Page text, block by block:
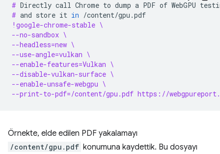
# Directly call Chrome to dump a PDF of WebGPU
# and store it in
!google-chrome-stable \
--no-sandbox \
--headless=new \
--use-angle=vulkan \
--enable-features=Vulkan \
--disable-vulkan-surface \
--enable-unsafe-webgpu \
--print-to-pdf=/content/gpu.pdf https://
Örnekte, elde edilen PDF yakalamayı
/content/gpu.pdf konumuna kaydettik. Bu dosyayı